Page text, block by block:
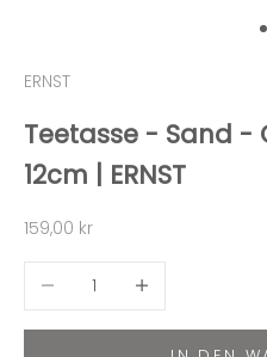
ERNST
Teetasse - Sand -
12cm | ERNST
Angebot
159,00 kr
Anzahl verringernAnzahl erhöhen